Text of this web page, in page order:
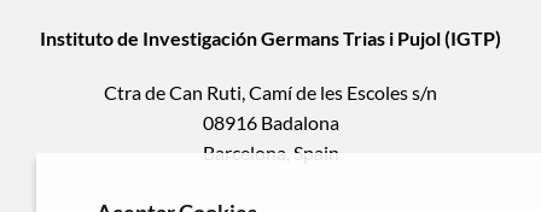
Instituto de Investigación Germans Trias i Pujol (IGTP)
Ctra de Can Ruti, Camí de les Escoles s/n
08916 Badalona
Barcelona, Spain